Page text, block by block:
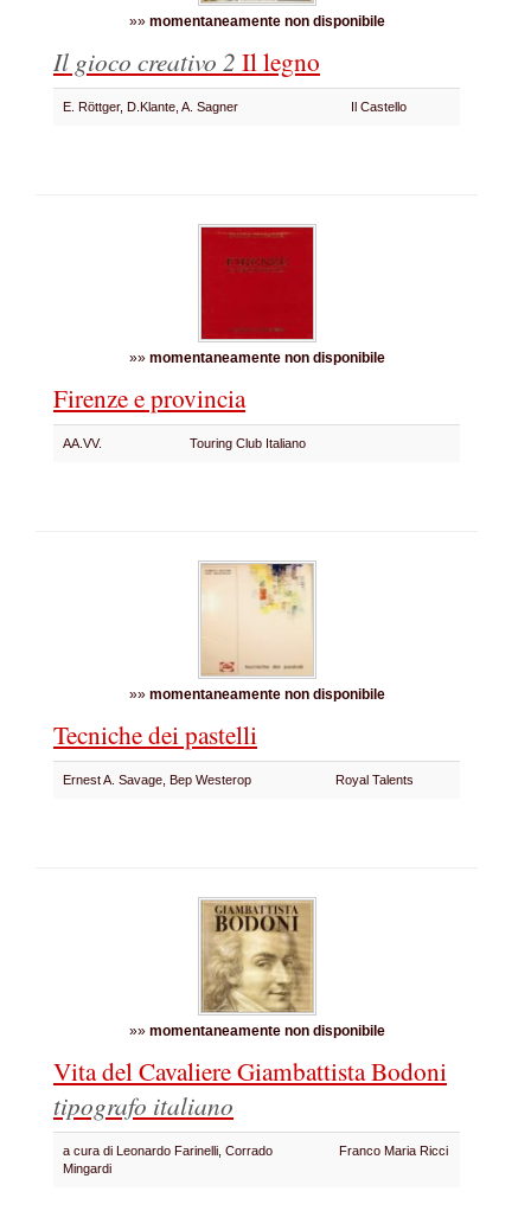
»» momentaneamente non disponibile
Il gioco creativo 2 Il legno
E. Röttger, D.Klante, A. Sagner Il Castello
»» momentaneamente non disponibile
Firenze e provincia
AA.VV. Touring Club Italiano
»» momentaneamente non disponibile
Tecniche dei pastelli
Ernest A. Savage, Bep Westerop Royal Talents
»» momentaneamente non disponibile
Vita del Cavaliere Giambattista Bodoni
tipografo italiano
a cura di Leonardo Farinelli, Corrado
Mingardi
Franco Maria Ricci